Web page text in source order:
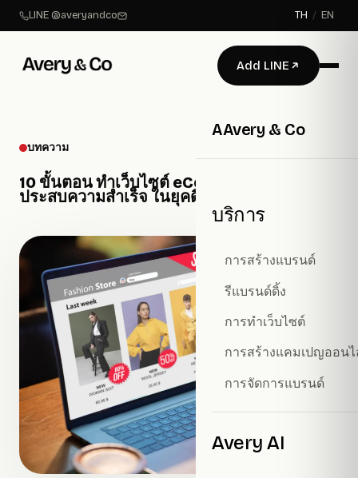
LINE @averyandco TH / EN
Add LINE
AAvery & Co
บริการ
การสร้างแบรนด์
รีแบรนด์ดิ้ง
การทำเว็บไซต์
การสร้างแคมเปญออน
การจัดการแบรนด์
Avery AI
บทความ
10 ขั้นตอน ทำเว็บไซต์ eCommerce ให้
ประสบความสำเร็จ ในยุคดิจิทัล